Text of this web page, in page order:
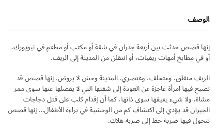
الوصف
إنها قصص حدثت بين أربعة جدران في شقة أو مكتب أو مطعم في نيويورك،
أو في مطابخ أمهات ريفيات، أو انتقلن من المدينة إلى الريف.
الريف منغلق، ومتخلف، وعنصري. المدينة وحش لا يروض. إنها قصص قد
تصبح فيها امرأة عاجزة عن العودة إلى شقتها التي لا يفصلها عنها سوى ممر
مشاة، ولا شيء يعيقها سوى ذاتها، كما أن إقدام كلب على قتل دجاجات
الجيران قد يؤدي إلى اكتشاف كم من الوحشية في براءة الأطفال… إنها قصص
تتحول فيها ضربة حظ إلى ضربة هلاك.